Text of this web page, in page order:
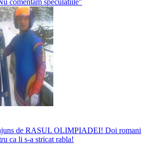
de RASUL OLIMPIADEI! Doi romani
ca li s-a stricat rabla!